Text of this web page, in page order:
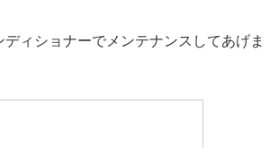
ディショナーでメンテナンスしてあげま